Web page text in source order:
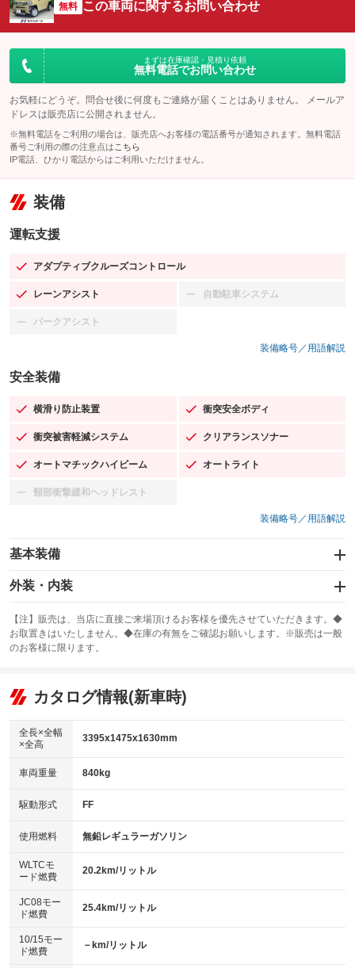
無料 この車両に関するお問い合わせ
まずは在庫確認・見積り依頼
無料電話でお問い合わせ
お気軽にどうぞ。問合せ後に何度もご連絡が届くことはありません。 メールア
ドレスは販売店に公開されません。
※無料電話をご利用の場合は、販売店へお客様の電話番号が通知されます。無料電話
番号ご利用の際の注意点は こちら
IP電話、ひかり電話からはご利用いただけません。
装備
運転支援
アダプティブクルーズコントロール
：装備あり
レーンアシスト
：装備あり 自動駐車システム
：装備なし
パークアシスト
：装備なし
装備略号／用語解説
安全装備
横滑り防止装置
：装備あり 衝突安全ボディ
：装備あり
衝突被害軽減システム
：装備あり クリアランスソナー
：装備あり
オートマチックハイビーム
：装備あり オートライト
：装備あり
頸部衝撃緩和ヘッドレスト
：装備なし
装備略号／用語解説
基本装備
エアバッグ：運転席/助手席/サイド
：装備あり
：装備なし
サンルーフ
：装備なし ABS
リフトアップ
：装備なし
：装備なし
パワーウィンドウ
アイドリングストップ
：装備あり
USB入力端子
：装備あり
100V電源
：装備なし
センターデフロック
：装備なし
電動格納ミラー
：装備あり
外装・内装
カーナビ：SDナビ
：装備あり
TV：フルセグ
：装備あり
ビジュアル：-／DVD再生
：装備あり
：装備あり
革シート
キーレス
HID(キセノンライト)
：装備なし
バックカメラ
：装備あり
エアロ
：装備なし
：装備なし
パワーシート
ベンチシート
：装備なし
【注】販売は、当店に直接ご来場頂けるお客様を優先させていただきます。◆
お取置きはいたしません。◆在庫の有無をご確認お願いします。※販売は一般
のお客様に限ります。
カタログ情報(新車時)
全長×全幅
×全高
3395x1475x1630mm
車両重量 840kg
駆動形式 FF
使用燃料 無鉛レギュラーガソリン
WLTCモ
ード燃費
20.2km/リットル
JC08モー
ド燃費
25.4km/リットル
10/15モー
ド燃費
－km/リットル